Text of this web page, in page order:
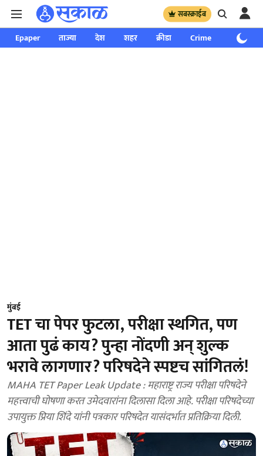
सबस्क्राईब
Epaper ताज्या देश शहर क्रीडा Crime साप्ताहिक
मुंबई
TET चा पेपर फुटला, परीक्षा स्थगित, पण
आता पुढं काय? पुन्हा नोंदणी अन् शुल्क
भरावे लागणार? परिषदेने स्पष्टच सांगितलं!
MAHA TET Paper Leak Update : महाराष्ट्र राज्य परीक्षा परिषदेने
महत्त्वाची घोषणा करत उमेदवारांना दिलासा दिला आहे. परीक्षा परिषदेच्या
उपायुक्त प्रिया शिंदे यांनी पत्रकार परिषदेत यासंदर्भात प्रतिक्रिया दिली.